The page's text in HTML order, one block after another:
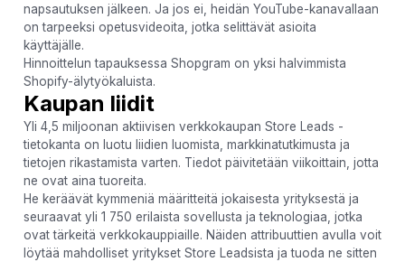
napsautuksen jälkeen. Ja jos ei, heidän YouTube-kanavallaan
on tarpeeksi opetusvideoita, jotka selittävät asioita
käyttäjälle.
Hinnoittelun tapauksessa Shopgram on yksi halvimmista
Shopify-älytyökaluista.
Kaupan liidit
Yli 4,5 miljoonan aktiivisen verkkokaupan Store Leads -
tietokanta on luotu liidien luomista, markkinatutkimusta ja
tietojen rikastamista varten. Tiedot päivitetään viikoittain, jotta
ne ovat aina tuoreita.
He keräävät kymmeniä määritteitä jokaisesta yrityksestä ja
seuraavat yli 1 750 erilaista sovellusta ja teknologiaa, jotka
ovat tärkeitä verkkokauppiaille. Näiden attribuuttien avulla voit
löytää mahdolliset yritykset Store Leadsista ja tuoda ne sitten